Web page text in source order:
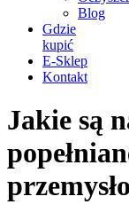
Blog
Gdzie
kupić
E-Sklep
Kontakt
Jakie są